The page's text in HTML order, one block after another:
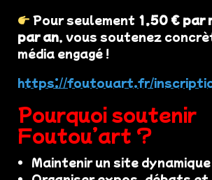
Pour seulement 1,50 € par
par an, vous soutenez
média engagé !
https://foutouart.fr/
Pourquoi soutenir
Foutou’art ?
Maintenir un site